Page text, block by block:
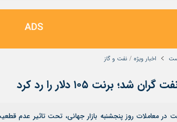
پیوندها
کسب و کارهای حوزه کشاورزی
اخبار ویژه / نفت و گاز
شد؛ برنت ۱۰۵ دلار را رد کرد
در معاملات روز پنجشنبه بازار جهانی، تحت تاثیر عدم